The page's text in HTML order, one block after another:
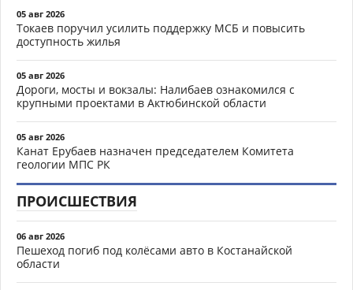
05 авг 2026
Токаев поручил усилить поддержку МСБ и повысить
доступность жилья
05 авг 2026
Дороги, мосты и вокзалы: Налибаев ознакомился с
крупными проектами в Актюбинской области
05 авг 2026
Канат Ерубаев назначен председателем Комитета
геологии МПС РК
ПРОИСШЕСТВИЯ
06 авг 2026
Пешеход погиб под колёсами авто в Костанайской
области